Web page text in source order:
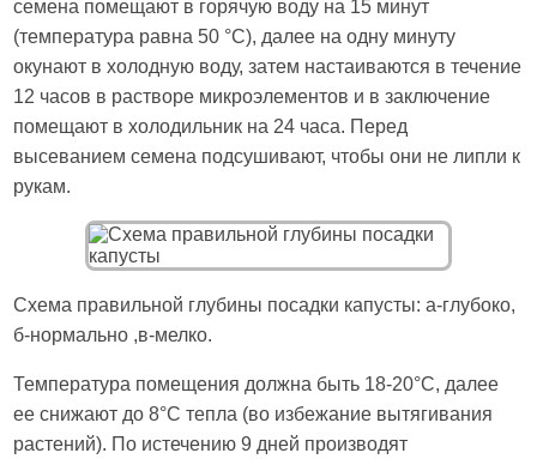
семена помещают в горячую воду на 15 минут
(температура равна 50 °С), далее на одну минуту
окунают в холодную воду, затем настаиваются в течение
12 часов в растворе микроэлементов и в заключение
помещают в холодильник на 24 часа. Перед
высеванием семена подсушивают, чтобы они не липли к
рукам.
Схема правильной глубины посадки капусты: a-глубоко,
б-нормально ,в-мелко.
Температура помещения должна быть 18-20°С, далее
ее снижают до 8°С тепла (во избежание вытягивания
растений). По истечению 9 дней производят